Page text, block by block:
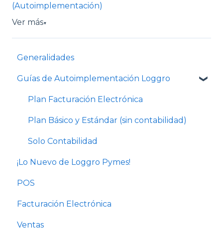
(Autoimplementación)
Ver más▼
Generalidades
Guías de Autoimplementación Loggro
Plan Facturación Electrónica
Plan Básico y Estándar (sin contabilidad)
Solo Contabilidad
¡Lo Nuevo de Loggro Pymes!
POS
Facturación Electrónica
Ventas